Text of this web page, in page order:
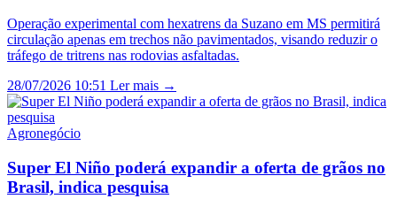
Operação experimental com hexatrens da Suzano em MS permitirá
circulação apenas em trechos não pavimentados, visando reduzir o
tráfego de tritrens nas rodovias asfaltadas.
28/07/2026 10:51 Ler mais →
Agronegócio
Super El Niño poderá expandir a oferta de grãos no
Brasil, indica pesquisa